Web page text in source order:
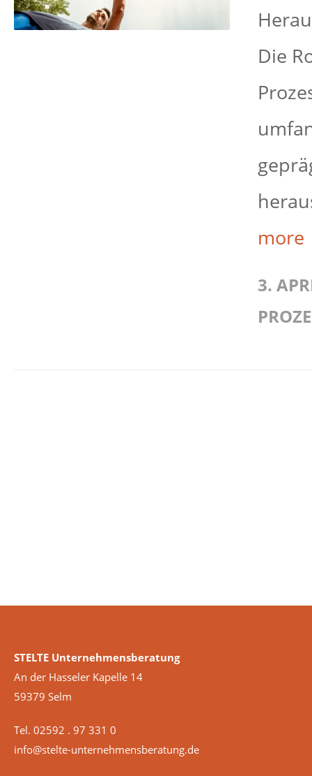
Die
3.
STELTE Unternehmensberatung
An der Hasseler Kapelle 14
59379 Selm
Tel. 02592 . 97 331 0
info@stelte-unternehmensberatung.de